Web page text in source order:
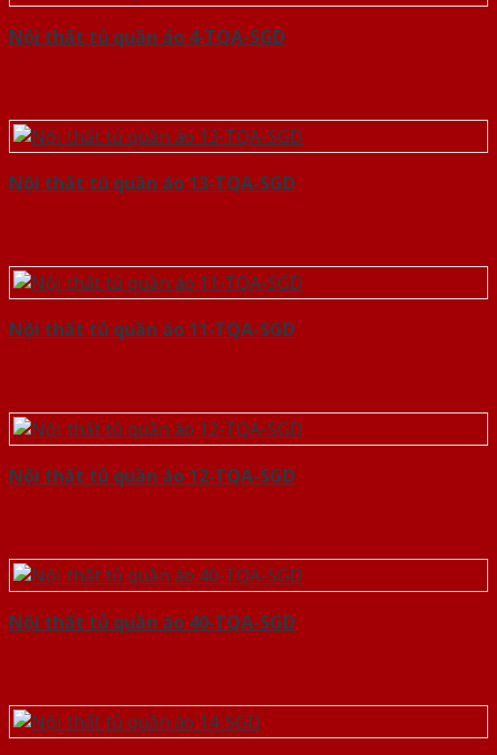
Nội thất tủ quần áo 4-TQA-SGD
Nội thất tủ quần áo 13-TQA-SGD
Nội thất tủ quần áo 11-TQA-SGD
Nội thất tủ quần áo 12-TQA-SGD
Nội thất tủ quần áo 40-TQA-SGD